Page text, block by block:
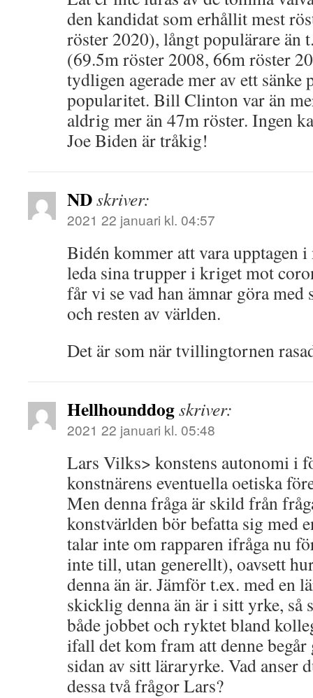
den kandidat som erhållit mest
röster 2020), långt populärare än
(69.5m röster 2008, 66m röster
tydligen agerade mer av ett sänke
popularitet. Bill Clinton var än
aldrig mer än 47m röster. Ingen
Joe Biden är tråkig!
NDskriver:
2021 22 januari kl. 04:57
Bidén kommer att vara upptagen
leda sina trupper i kriget mot
får vi se vad han ämnar göra med
och resten av världen.
Det är som när tvillingtornen
Hellhounddogskriver:
2021 22 januari kl. 05:48
Lars Vilks> konstens autonomi i
konstnärens eventuella oetiska
Men denna fråga är skild från
konstvärlden bör befatta sig med
talar inte om rapparen ifråga nu
inte till, utan generellt), oavsett
denna än är. Jämför t.ex. med en
skicklig denna än är i sitt yrke,
både jobbet och ryktet bland
ifall det kom fram att denne
sidan av sitt läraryrke. Vad anser
dessa två frågor Lars?